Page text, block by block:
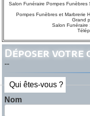
Salon Funéraire Pompes Funèbres
Pompes Funèbres et Marbrerie
Grand
Salon Funéraire
Déposer votre
--
Qui êtes-vous ?
Nom